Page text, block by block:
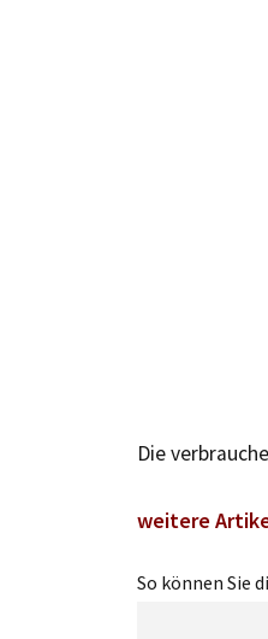
Die
weitere
So können Sie